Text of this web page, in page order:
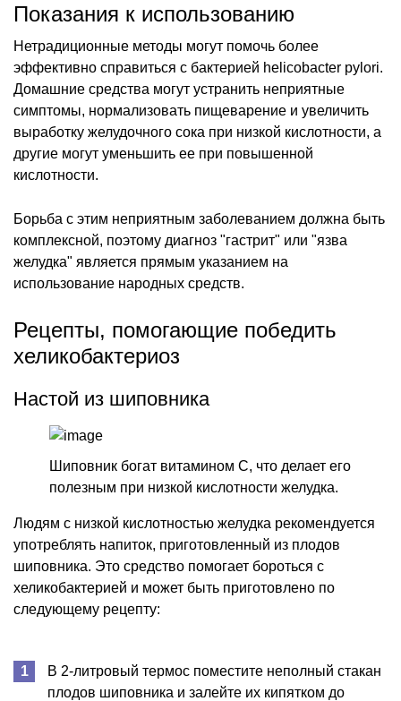
Показания к использованию
Нетрадиционные методы могут помочь более
эффективно справиться с бактерией helicobacter pylori.
Домашние средства могут устранить неприятные
симптомы, нормализовать пищеварение и увеличить
выработку желудочного сока при низкой кислотности, а
другие могут уменьшить ее при повышенной
кислотности.
Борьба с этим неприятным заболеванием должна быть
комплексной, поэтому диагноз "гастрит" или "язва
желудка" является прямым указанием на
использование народных средств.
Рецепты, помогающие победить
хеликобактериоз
Настой из шиповника
Шиповник богат витамином С, что делает его
полезным при низкой кислотности желудка.
Людям с низкой кислотностью желудка рекомендуется
употреблять напиток, приготовленный из плодов
шиповника. Это средство помогает бороться с
хеликобактерией и может быть приготовлено по
следующему рецепту:
В 2-литровый термос поместите неполный стакан
плодов шиповника и залейте их кипятком до